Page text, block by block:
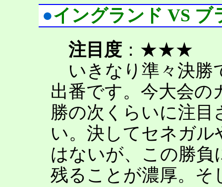
●イングランド VS ブ
注目度：★★★
いきなり準々決勝
出番です。今大会の
勝の次くらいに注
い。決してセネガ
はないが、この勝
残ることが濃厚。そ